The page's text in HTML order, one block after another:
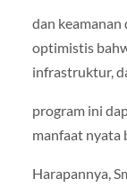
dan keamanan
optimistis
infrastruktur,
program ini
manfaat nyata
Harapannya,